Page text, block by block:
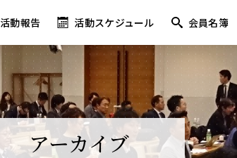
活動報告 活動スケジュール 会員名簿
アーカイブ